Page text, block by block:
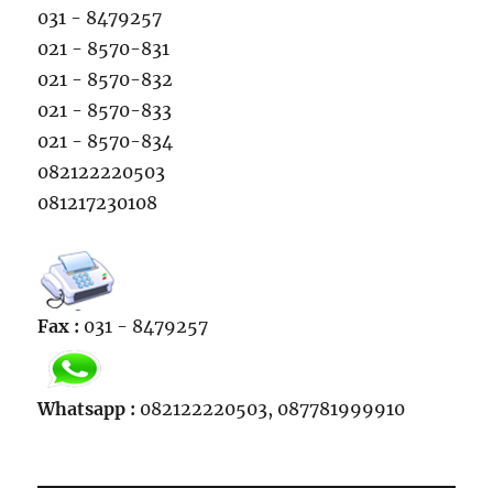
031 - 8479257
021 - 8570-831
021 - 8570-832
021 - 8570-833
021 - 8570-834
082122220503
081217230108
Fax : 031 - 8479257
Whatsapp : 082122220503, 087781999910